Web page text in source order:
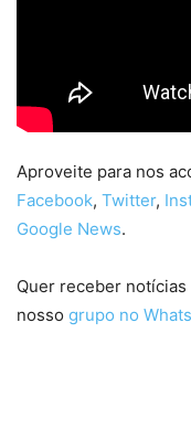
Aproveite para nos
Facebook, Twitter,
Google News.
Quer receber
nosso grupo no